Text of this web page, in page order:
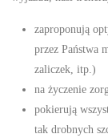
zaproponują
przez Państwa
zaliczek, itp.)
na życzenie
pokierują
tak drobnych